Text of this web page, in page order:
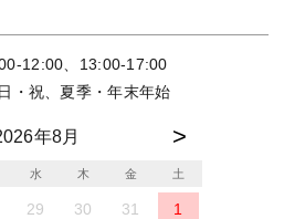
12:00、13:00-17:00
・祝、夏季・年末年始
年8月
水 木 金 土
29 30 31 1